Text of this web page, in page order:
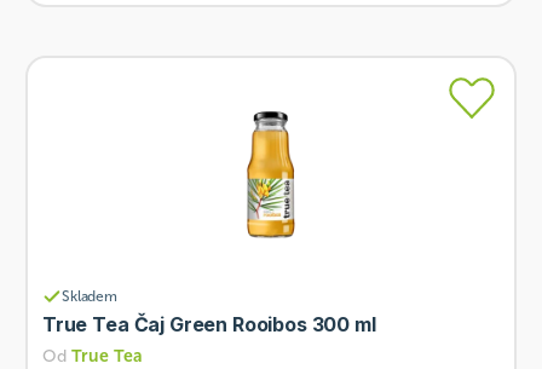
Skladem
True Tea Čaj Green Rooibos 300 ml
Od True Tea